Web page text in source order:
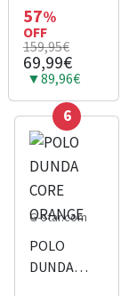
CORE GRIS
57%
OFF
159,95€
69,99€
▼89,96€
6
G-star.com
POLO
DUNDA